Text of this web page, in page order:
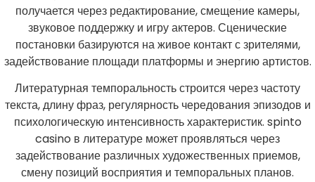
получается через редактирование, смещение камеры,
звуковое поддержку и игру актеров. Сценические
постановки базируются на живое контакт с зрителями,
задействование площади платформы и энергию артистов.
Литературная темпоральность строится через частоту
текста, длину фраз, регулярность чередования эпизодов и
психологическую интенсивность характеристик. spinto
casino в литературе может проявляться через
задействование различных художественных приемов,
смену позиций восприятия и темпоральных планов.